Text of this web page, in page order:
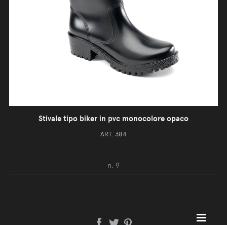
Stivale tipo biker in pvc monocolore opaco
ART. 384
n. 9